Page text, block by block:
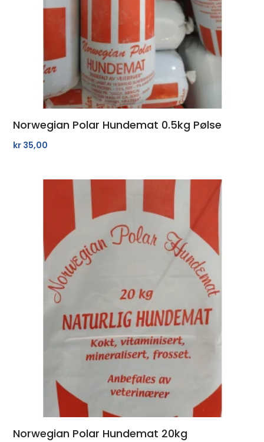
Norwegian Polar Hundemat 0.5kg Pølse
kr 35,00
Norwegian Polar Hundemat 20kg